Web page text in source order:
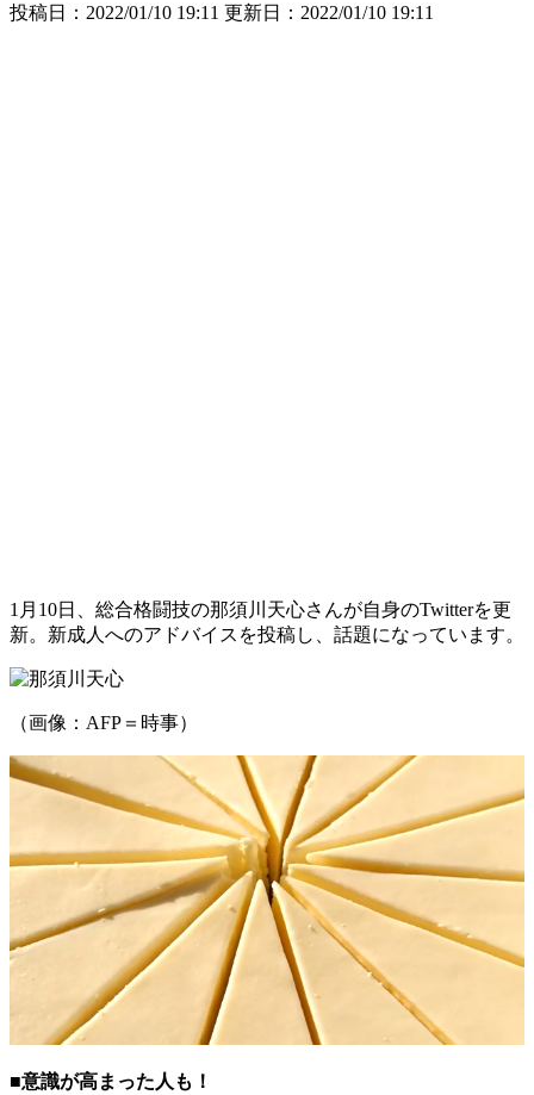
投稿日：2022/01/10 19:11 更新日： 2022/01/10 19:11
1月10日、総合格闘技の那須川天心さんが自身のTwitterを更
新。新成人へのアドバイスを投稿し、話題になっています。
（画像：AFP＝時事）
■意識が高まった人も！